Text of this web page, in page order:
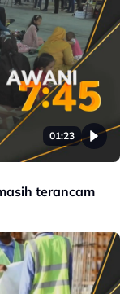
01:23
terancam